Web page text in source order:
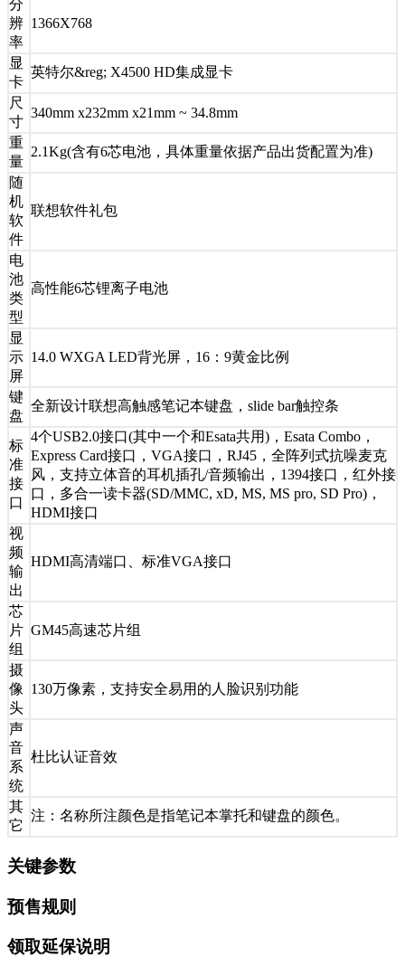
分
辨
率
1366X768
显
卡
英特尔&reg; X4500 HD集成显卡
尺
寸
340mm x232mm x21mm ~ 34.8mm
重
量
2.1Kg(含有6芯电池，具体重量依据产品出货配置为准)
随
机
软
件
联想软件礼包
电
池
类
型
高性能6芯锂离子电池
显
示
屏
14.0 WXGA LED背光屏，16：9黄金比例
键
盘
全新设计联想高触感笔记本键盘，slide bar触控条
标
准
接
口
4个USB2.0接口(其中一个和Esata共用)，Esata Combo，
Express Card接口，VGA接口，RJ45，全阵列式抗噪麦克
风，支持立体音的耳机插孔/音频输出，1394接口，红外接
口，多合一读卡器(SD/MMC, xD, MS, MS pro, SD Pro)，
HDMI接口
视
频
输
出
HDMI高清端口、标准VGA接口
芯
片
组
GM45高速芯片组
摄
像
头
130万像素，支持安全易用的人脸识别功能
声
音
系
统
杜比认证音效
其
它
注：名称所注颜色是指笔记本掌托和键盘的颜色。
关键参数
预售规则
领取延保说明